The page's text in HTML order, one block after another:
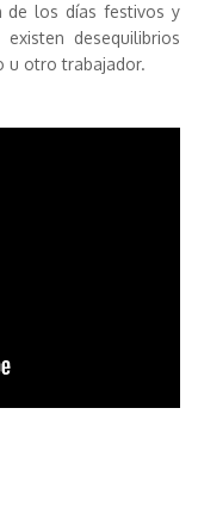
de los días festivos y
desequilibrios
u otro trabajador.